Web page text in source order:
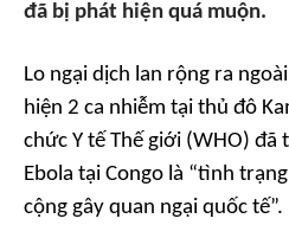
đã bị phát hiện quá muộn.
Lo ngại dịch lan rộng ra
hiện 2 ca nhiễm tại thủ đô
chức Y tế Thế giới (WHO)
Ebola tại Congo là “tình
cộng gây quan ngại quốc tế”.